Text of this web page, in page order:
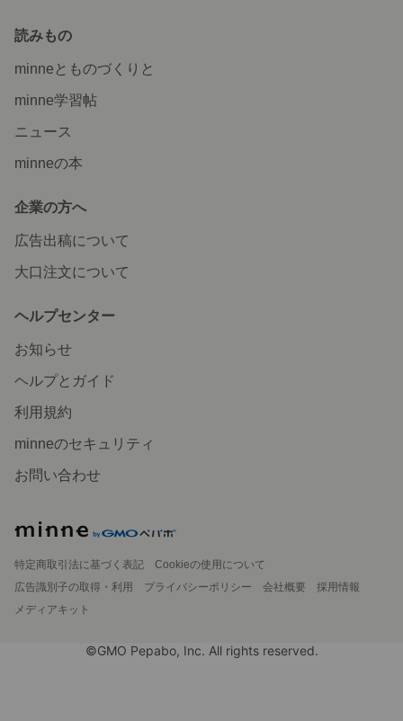
読みもの
minneとものづくりと
minne学習帖
ニュース
minneの本
企業の方へ
広告出稿について
大口注文について
ヘルプセンター
お知らせ
ヘルプとガイド
利用規約
minneのセキュリティ
お問い合わせ
特定商取引法に基づく表記
Cookieの使用について
広告識別子の取得・利用
プライバシーポリシー 会社概要
採用情報
メディアキット
©GMO Pepabo, Inc. All rights reserved.